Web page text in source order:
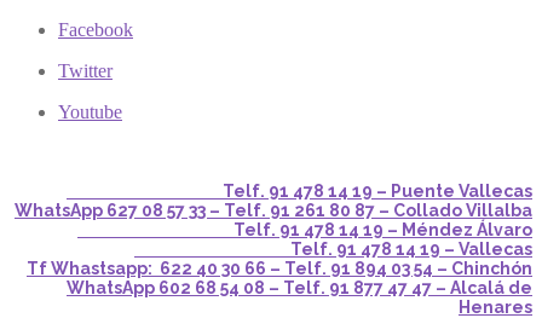
Facebook
Twitter
Youtube
Telf. 91 478 14 19 – Puente Vallecas
WhatsApp 627 08 57 33 – Telf. 91 261 80 87 – Collado Villalba
Telf. 91 478 14 19 – Méndez Álvaro
Telf. 91 478 14 19 – Vallecas
Tf Whastsapp: 622 40 30 66 – Telf. 91 894 03 54 – Chinchón
WhatsApp 602 68 54 08 – Telf. 91 877 47 47 – Alcalá de
Henares